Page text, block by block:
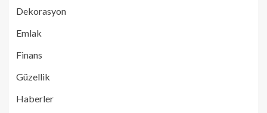
Dekorasyon
Emlak
Finans
Güzellik
Haberler